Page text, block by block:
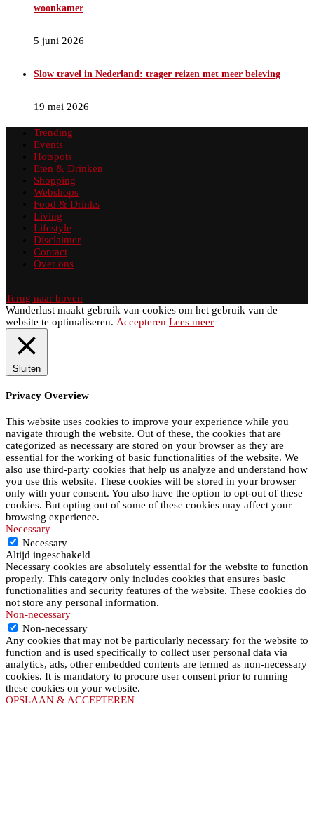
woonkamer
5 juni 2026
Slow travel in Nederland: trager reizen met meer beleving
19 mei 2026
Trending
Events
Hotspots
Eten & Drinken
Shopping
Webshops
Food & Drinks
Living
Lifestyle
Disclaimer
Contact
Over ons
Terug naar boven
Wanderlust maakt gebruik van cookies om het gebruik van de
website te optimaliseren. Accepteren Lees meer
Sluiten
Privacy Overview
This website uses cookies to improve your experience while you
navigate through the website. Out of these, the cookies that are
categorized as necessary are stored on your browser as they are
essential for the working of basic functionalities of the website. We
also use third-party cookies that help us analyze and understand how
you use this website. These cookies will be stored in your browser
only with your consent. You also have the option to opt-out of these
cookies. But opting out of some of these cookies may affect your
browsing experience.
Necessary
Necessary
Altijd ingeschakeld
Necessary cookies are absolutely essential for the website to function
properly. This category only includes cookies that ensures basic
functionalities and security features of the website. These cookies do
not store any personal information.
Non-necessary
Non-necessary
Any cookies that may not be particularly necessary for the website to
function and is used specifically to collect user personal data via
analytics, ads, other embedded contents are termed as non-necessary
cookies. It is mandatory to procure user consent prior to running
these cookies on your website.
OPSLAAN & ACCEPTEREN